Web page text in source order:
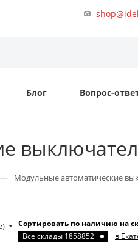
Блог Вопрос-
— Модульные автоматические
Сортировать по наличию на
Все склады 1858852
в